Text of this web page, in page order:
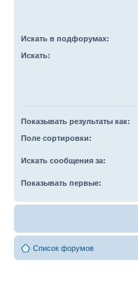
Искать в подфорумах:
Искать:
Показывать результаты как:
Поле сортировки:
Искать сообщения за:
Показывать первые:
Список форумов